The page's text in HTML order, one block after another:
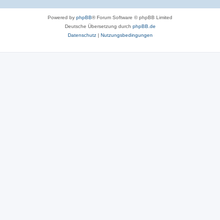
Powered by phpBB® Forum Software © phpBB Limited
Deutsche Übersetzung durch phpBB.de
Datenschutz| Nutzungsbedingungen